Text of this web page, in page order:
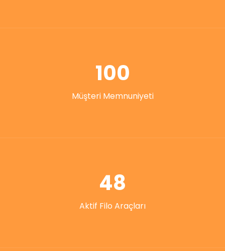
100
Müşteri Memnuniyeti
48
Aktif Filo Araçları